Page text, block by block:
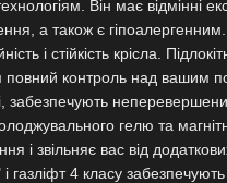
Він має відмінні
а також є
і стійкість крісла.
контроль над вашим
забезпечують
гелю та
і звільняє вас від
4 класу забезпечують